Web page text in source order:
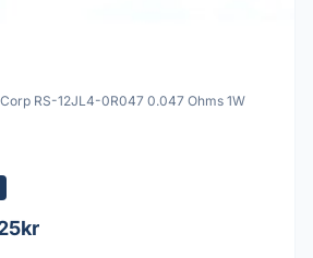
RS-12JL4-0R047 0.047 Ohms 1W